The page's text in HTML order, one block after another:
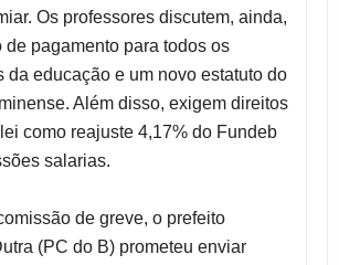
Os professores discutem, ainda,
de pagamento para todos os
da educação e um novo estatuto do
Além disso, exigem direitos
como reajuste 4,17% do Fundeb
salarias.
de greve, o prefeito
(PC do B) prometeu enviar